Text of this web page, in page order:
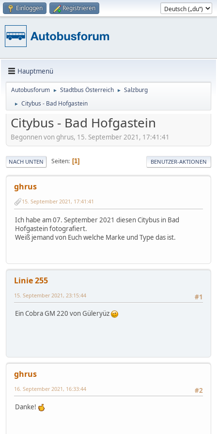
Einloggen Registrieren
Hauptmenü
Autobusforum ► Stadtbus Österreich ► Salzburg
► Citybus - Bad Hofgastein
Citybus - Bad Hofgastein
Begonnen von ghrus, 15. September 2021, 17:41:41
NACH UNTEN Seiten 1 BENUTZER-AKTIONEN
ghrus
15. September 2021, 17:41:41
Ich habe am 07. September 2021 diesen Citybus in Bad
Hofgastein fotografiert.
Weiß jemand von Euch welche Marke und Type das ist.
Linie 255
#1
15. September 2021, 23:15:44
Ein Cobra GM 220 von Güleryüz
ghrus
#2
16. September 2021, 16:33:44
Danke!